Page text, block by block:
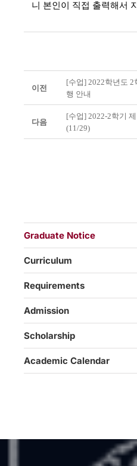
니 본인이 직접 출력해서
이전
[수업] 2022학년도 2
행 안내
다음
[수업] 2022-2학기
(11/29)
Graduate Notice
Curriculum
Requirements
Admission
Scholarship
Academic Calendar